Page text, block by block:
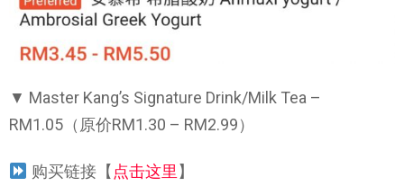
▼ Master Kang’s Signature Drink/Milk Tea –
RM1.05（原价RM1.30 – RM2.99）
购买链接【 点击这里 】